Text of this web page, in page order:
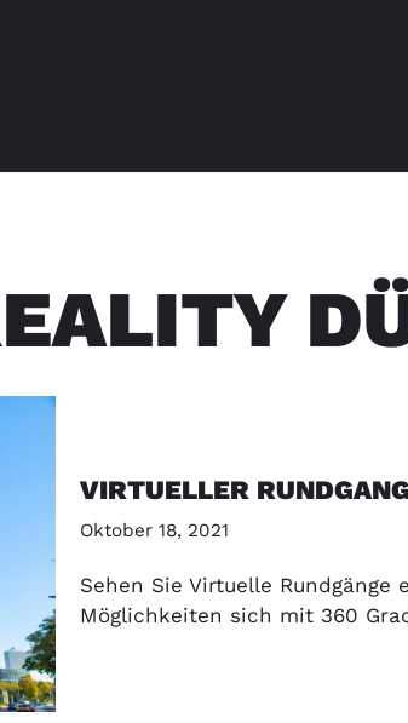
VIRTUELLER
Oktober 18, 2021
Sehen Sie Virtuelle
Möglichkeiten sich mit 360